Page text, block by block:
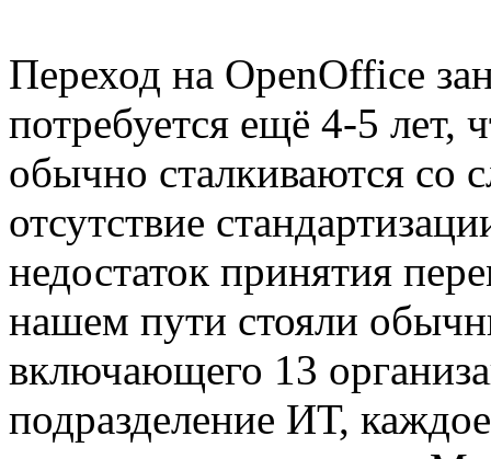
Переход на OpenOffice
потребуется ещё 4-5
обычно сталкиваются
отсутствие
недостаток принятия
нашем пути стояли
включающего 13
подразделение ИТ,